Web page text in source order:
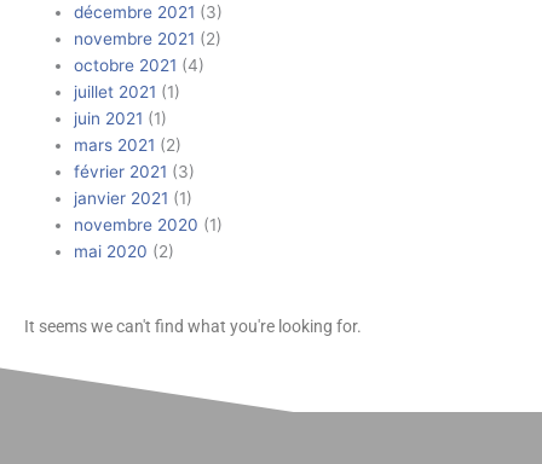
décembre 2021 (3)
novembre 2021 (2)
octobre 2021 (4)
juillet 2021 (1)
juin 2021 (1)
mars 2021 (2)
février 2021 (3)
janvier 2021 (1)
novembre 2020 (1)
mai 2020 (2)
It seems we can't find what you're looking for.